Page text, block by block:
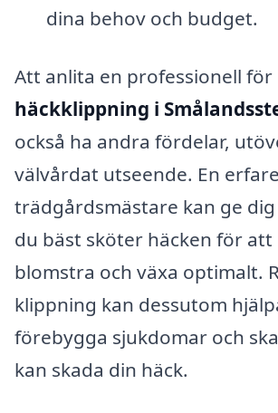
dina behov och budget.
Att anlita en professionell för
häckklippning i
också ha andra fördelar,
välvårdat utseende. En
trädgårdsmästare kan ge
du bäst sköter häcken för att
blomstra och växa optimalt.
klippning kan dessutom
förebygga sjukdomar och
kan skada din häck.